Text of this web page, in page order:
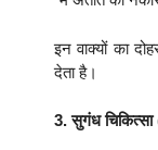
इन वाक्यों का
देता है।
3. सुगंध